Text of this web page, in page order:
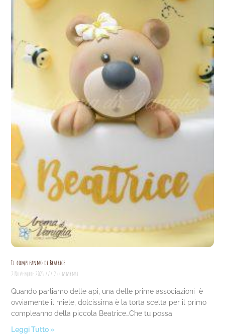
Il compleanno di Beatrice
2 Novembre 2021
2 commenti
Quando parliamo delle api, una delle prime associazioni è
ovviamente il miele, dolcissima è la torta scelta per il primo
compleanno della piccola Beatrice…Che tu possa
Leggi Tutto »